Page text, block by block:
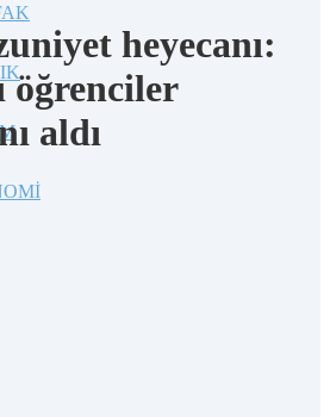
heyecanı:
öğrenciler
aldı